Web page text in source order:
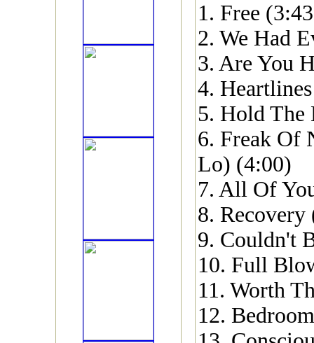
1. Free
2. We Had
3. Are You
4.
5. Hold The
6. Freak Of
Lo) (4:00)
7. All Of
8. Recovery
9. Couldn't
10. Full
11. Worth
12.